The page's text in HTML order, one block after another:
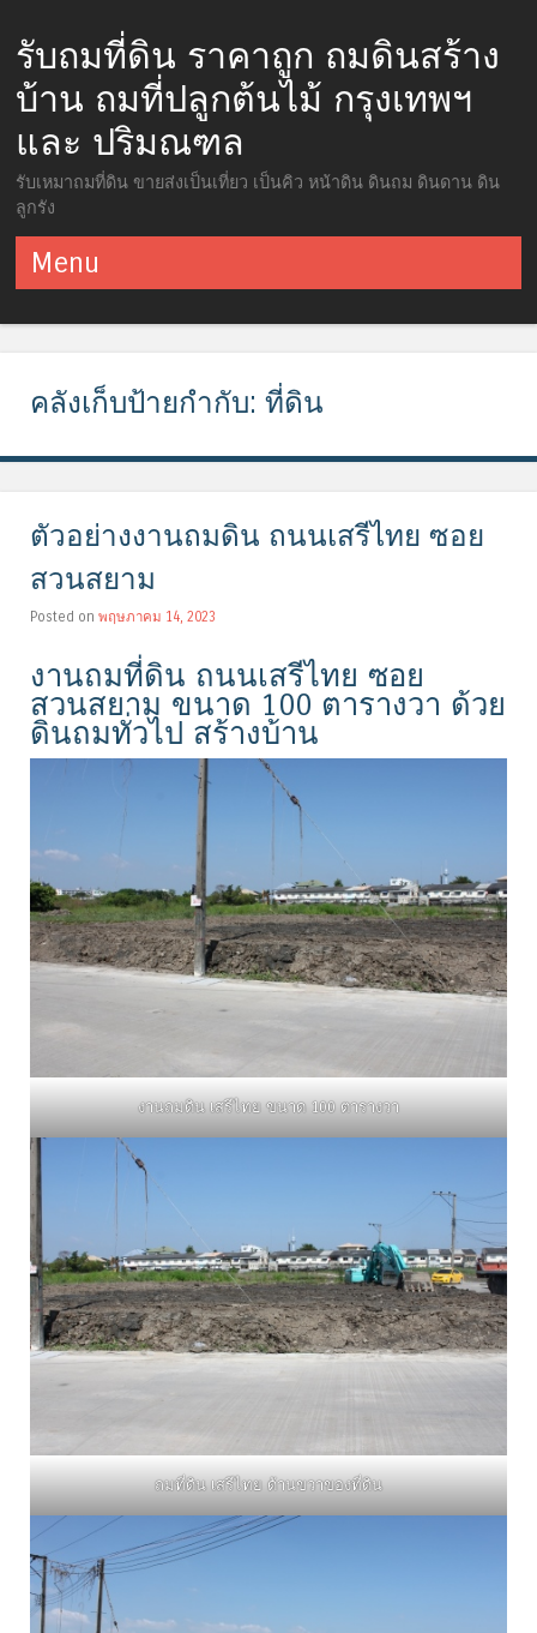
รับถมที่ดิน ราคาถูก ถมดินสร้าง
บ้าน ถมที่ปลูกต้นไม้ กรุงเทพฯ
และ ปริมณฑล
รับเหมาถมที่ดิน ขายส่งเป็นเที่ยว เป็นคิว หน้าดิน ดินถม ดินดาน ดิน
ลูกรัง
Menu
คลังเก็บป้ายกำกับ: ที่ดิน
ตัวอย่างงานถมดิน ถนนเสรีไทย ซอย
สวนสยาม
Posted on พฤษภาคม 14, 2023
งานถมที่ดิน ถนนเสรีไทย ซอย
สวนสยาม ขนาด 100 ตารางวา ด้วย
ดินถมทั่วไป สร้างบ้าน
งานถมดิน เสรีไทย ขนาด 100 ตารางวา
ถมที่ดิน เสรีไทย ด้านขวาของที่ดิน